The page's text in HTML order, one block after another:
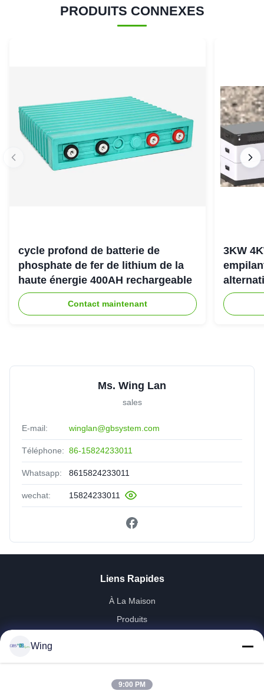
PRODUITS CONNEXES
cycle profond de batterie de
phosphate de fer de lithium de la
haute énergie 400AH rechargeable
Contact maintenant
3KW
Ms. Wing Lan
sales
E-mail: winglan@gbsystem.com
Téléphone: 86-15824233011
Whatsapp: 8615824233011
wechat: 15824233011
Liens Rapides
À La Maison
Produits
Visite De L'usine
Wing
9:00 PM